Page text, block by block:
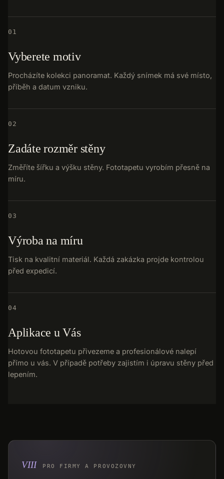
01
Vyberete motiv
Procházíte kolekci panoramat. Každý snímek má své místo,
příběh a datum vzniku.
02
Zadáte rozměr stěny
Změříte šířku a výšku stěny. Fototapetu vyrobím přesně na
míru.
03
Výroba na míru
Tisk na kvalitní materiál. Každá zakázka projde kontrolou
před expedicí.
04
Aplikace u Vás
Hotovou fototapetu přivezeme a profesionálové nalepí
přímo u vás. V případě potřeby zajistím i úpravu stěny před
lepením.
PRO FIRMY A PROVOZOVNY